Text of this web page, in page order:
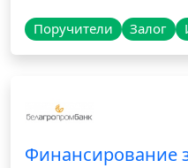
Поручители Залог
Финансирование